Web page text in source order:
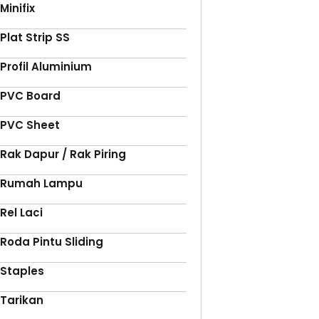
Minifix
Plat Strip SS
Profil Aluminium
PVC Board
PVC Sheet
Rak Dapur / Rak Piring
Rumah Lampu
Rel Laci
Roda Pintu Sliding
Staples
Tarikan